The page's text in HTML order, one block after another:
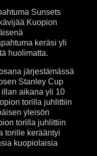
Sunsets
Kuopion
keräsi yli
huolimatta.
järjestämässä
Stanley Cup
aikana yli 10
torilla juhlittiin
yleisön
torilla juhlittiin
torille kerääntyi
kuopiolaisia